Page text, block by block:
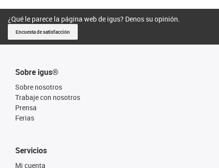
¿Qué le parece la página web de igus? Denos su opinión.
Encuesta de satisfacción
Sobre igus®
Sobre nosotros
Trabaje con nosotros
Prensa
Ferias
Servicios
Mi cuenta